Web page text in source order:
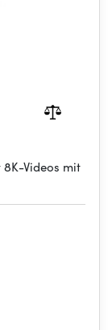
Videos mit